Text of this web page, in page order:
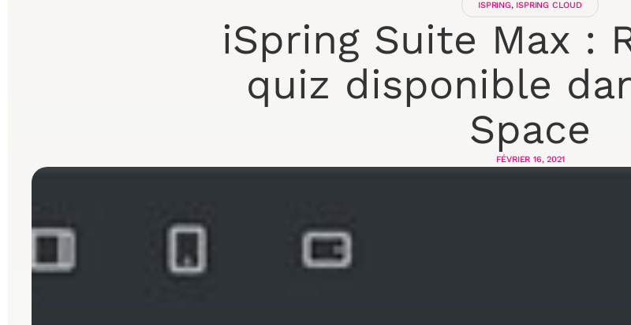
ISPRING, ISPRING CLOUD
iSpring Suite Max :
quiz disponible
Space
FÉVRIER 16, 2021